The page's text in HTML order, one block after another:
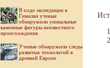
В ходе экспедиции в
Гималаи ученые
обнаружили уникальные
каменные фигуры неизвестного
происхождения
Ученые обнаружили следы
развитых технологий в
древней Европе